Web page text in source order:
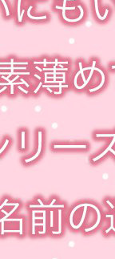
視用カラコン、韓国乱
視用カラーコンタク
(ボシュロム)
)
箱2枚)、乱視用カラコ
視用カラコン、韓国乱
視用カラーコンタク
ン) CLALEN (クラレ
箱2枚)、乱視用カラコ
視用カラコン、韓国乱
視用カラーコンタク
ズ (トリカ)
ポプラー
箱2枚)、乱視用カラコ
視用カラコン、韓国乱
視用カラーコンタク
ズ (トリカ) ナチュレ